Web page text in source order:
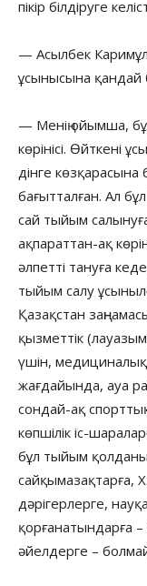
пікір білдіруге
— Асылбек
ұсынысына қандай
— Менің ойымша,
көрінісі. Өйткені
дінге көзқарасына
бағытталған. Ал
сай тыйым
ақпараттан-ақ
әлпетті тануға
тыйым салу
Қазақстан
қызметтік
үшін,
жағдайында, ауа
сондай-ақ
көпшілік іс-
бұл тыйым
сайқымазақтарға,
дәрігерлерге,
қорғанатындарға
әйелдерге –